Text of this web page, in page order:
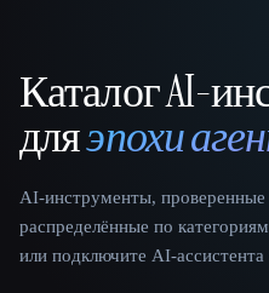
That AI Collection
Каталог AI-
дляэпохи
AI-инструменты,
распределённые по
или подключите AI-ассистента